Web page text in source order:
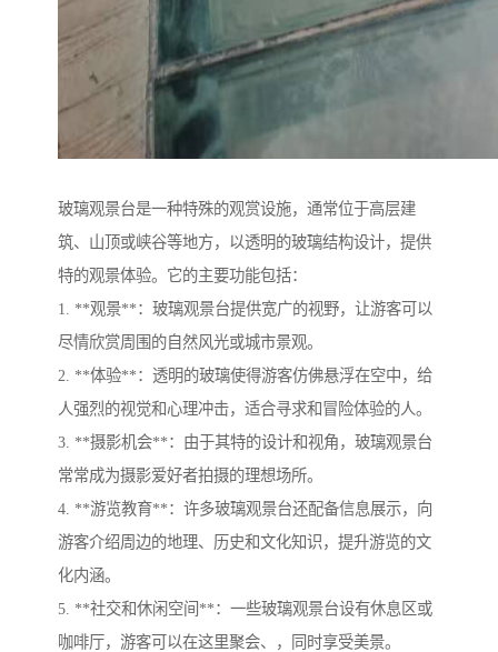
玻璃观景台是一种特殊的观赏设施，通常位于高层建
筑、山顶或峡谷等地方，以透明的玻璃结构设计，提供
特的观景体验。它的主要功能包括：
1. **观景**：玻璃观景台提供宽广的视野，让游客可以
尽情欣赏周围的自然风光或城市景观。
2. **体验**：透明的玻璃使得游客仿佛悬浮在空中，给
人强烈的视觉和心理冲击，适合寻求和冒险体验的人。
3. **摄影机会**：由于其特的设计和视角，玻璃观景台
常常成为摄影爱好者拍摄的理想场所。
4. **游览教育**：许多玻璃观景台还配备信息展示，向
游客介绍周边的地理、历史和文化知识，提升游览的文
化内涵。
5. **社交和休闲空间**：一些玻璃观景台设有休息区或
咖啡厅，游客可以在这里聚会、，同时享受美景。